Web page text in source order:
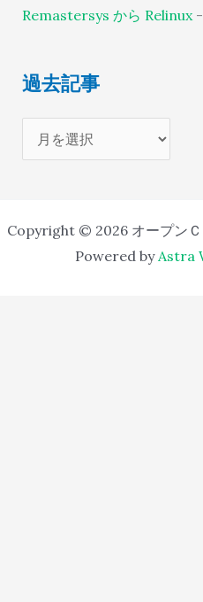
Remastersys から Relinux-
過去記事
Copyright © 2026 オープン
Powered byAstra